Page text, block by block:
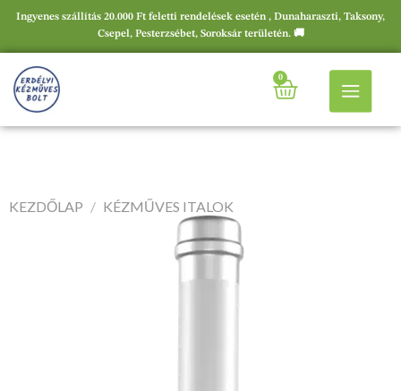
Ingyenes szállítás 20.000 Ft feletti rendelések esetén , Dunaharaszti, Taksony,
Csepel, Pesterzsébet, Soroksár területén. 🚚
0
KEZDŐLAP / KÉZMŰVES ITALOK